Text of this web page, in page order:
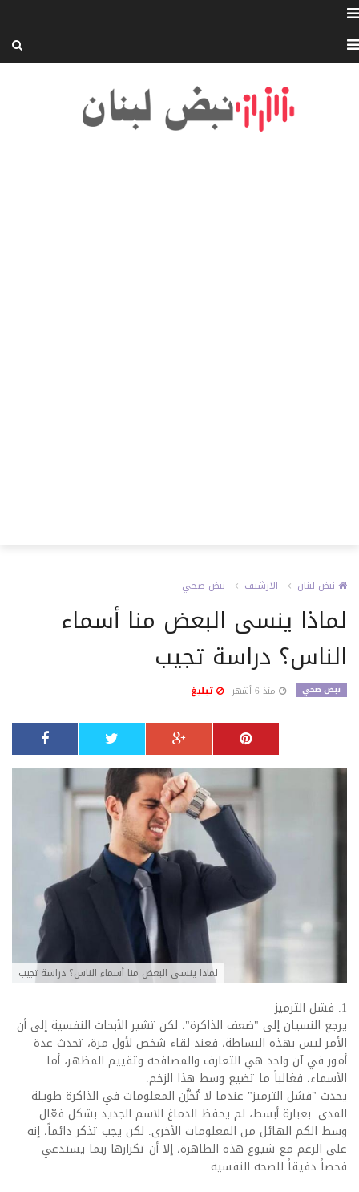
نبض لبنان الارشيف نبض صحي
لماذا ينسى البعض منا أسماء
الناس؟ دراسة تجيب
نبض صحي منذ 6 أشهر تبليغ
لماذا ينسى البعض منا أسماء الناس؟ دراسة تجيب
1. فشل الترميز
يرجع النسيان إلى "ضعف الذاكرة"، لكن تشير الأبحاث النفسية إلى أن
الأمر ليس بهذه البساطة، فعند لقاء شخص لأول مرة، تحدث عدة
أمور في آن واحد هي التعارف والمصافحة وتقييم المظهر، أما
الأسماء، فغالباً ما تضيع وسط هذا الزخم.
يحدث "فشل الترميز" عندما لا تُخزَّن المعلومات في الذاكرة طويلة
المدى. بعبارة أبسط، لم يحفظ الدماغ الاسم الجديد بشكل فعّال
وسط الكم الهائل من المعلومات الأخرى. لكن يجب تذكر دائماً، إنه
على الرغم مع شيوع هذه الظاهرة، إلا أن تكرارها ربما يستدعي
فحصاً دقيقاً للصحة النفسية.